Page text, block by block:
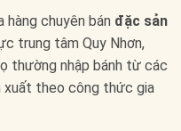
hàng chuyên bán đặc sản
trung tâm Quy Nhơn,
thường nhập bánh từ các
xuất theo công thức gia